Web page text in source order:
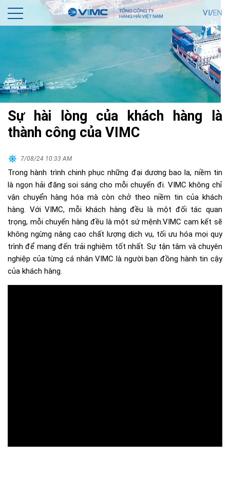
VI/EN
Sự hài lòng của khách hàng là
thành công của VIMC
7/08/24 10:33 AM
Trong hành trình chinh phục những đại dương bao la, niềm tin
là ngọn hải đăng soi sáng cho mỗi chuyến đi. VIMC không chỉ
vận chuyển hàng hóa mà còn chở theo niềm tin của khách
hàng. Với VIMC, mỗi khách hàng đều là một đối tác quan
trọng, mỗi chuyến hàng đều là một sứ mệnh.VIMC cam kết sẽ
không ngừng nâng cao chất lượng dịch vụ, tối ưu hóa mọi quy
trình để mang đến trải nghiệm tốt nhất. Sự tận tâm và chuyên
nghiệp của từng cá nhân VIMC là người bạn đồng hành tin cậy
của khách hàng.